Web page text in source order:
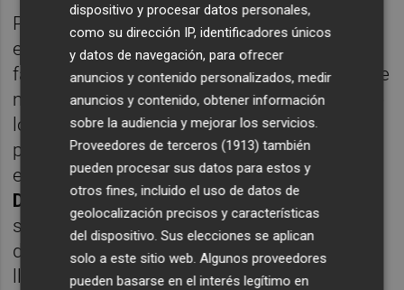
Pese a sus dificultades, la firma aún confía
en remontar el vuelo con la venta de la
fábrica a una nueva sociedad. Frost-trol tiene
más de60 años de historiay ha sido uno de
los principales grupos europeos en
producción de frigoríficos comerciales. La
empresa ha contado con oficinas en
Dubái y México. Asimismo, en 2020
se trasladó de Castelló a una nueva planta
de Cabanes. Antes del fraude, la plantilla
llegó a alcanzar las 550 personas.
dispositivo y procesar datos personales,
como su dirección IP, identificadores únicos
y datos de navegación, para ofrecer
anuncios y contenido personalizados, medir
anuncios y contenido, obtener información
sobre la audiencia y mejorar los servicios.
Proveedores de terceros (1913) también
pueden procesar sus datos para estos y
otros fines, incluido el uso de datos de
geolocalización precisos y características
del dispositivo. Sus elecciones se aplican
solo a este sitio web. Algunos proveedores
pueden basarse en el interés legítimo en